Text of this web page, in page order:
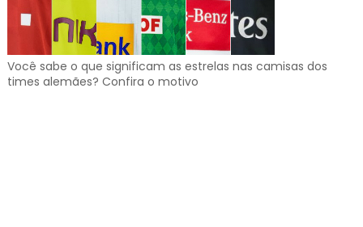
Você sabe o que significam as estrelas nas camisas dos
times alemães? Confira o motivo